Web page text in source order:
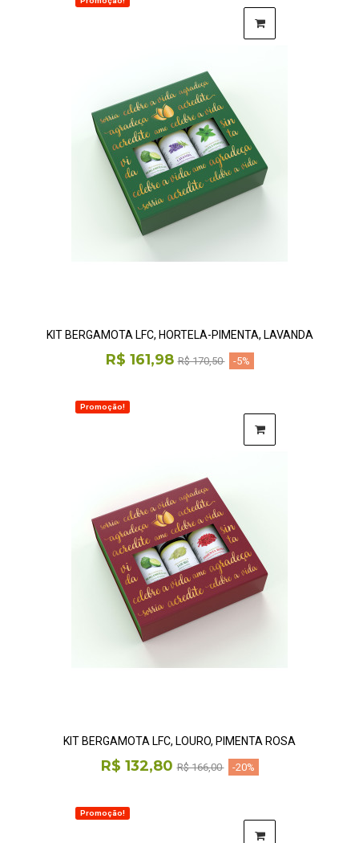
KIT BERGAMOTA LFC, HORTELÃ-PIMENTA, LAVANDA
R$ 161,98R$ 170,50 -5%
Promoção!
KIT BERGAMOTA LFC, LOURO, PIMENTA ROSA
R$ 132,80R$ 166,00 -20%
Promoção!